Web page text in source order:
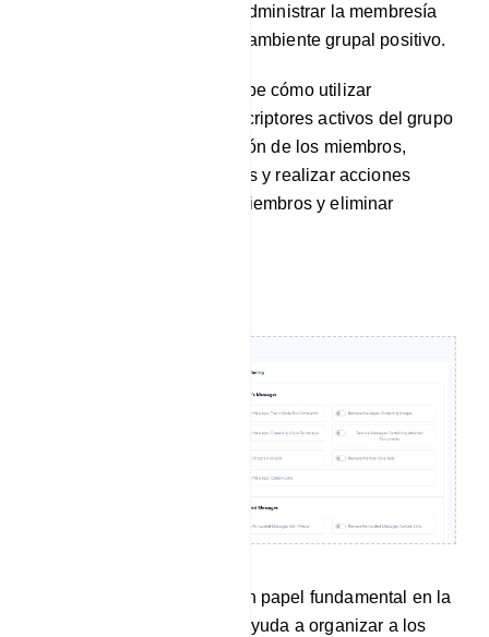
su grupo. Esto le ayuda a administrar la membresía
de su grupo y mantener un ambiente grupal positivo.
Esta documentación describe cómo utilizar
eficazmente la función Suscriptores activos del grupo
para acceder a la información de los miembros,
buscar personas específicas y realizar acciones
como descargar listas de miembros y eliminar
Esta sección desempeña un papel fundamental en la
gestión de grupos, ya que ayuda a organizar a los